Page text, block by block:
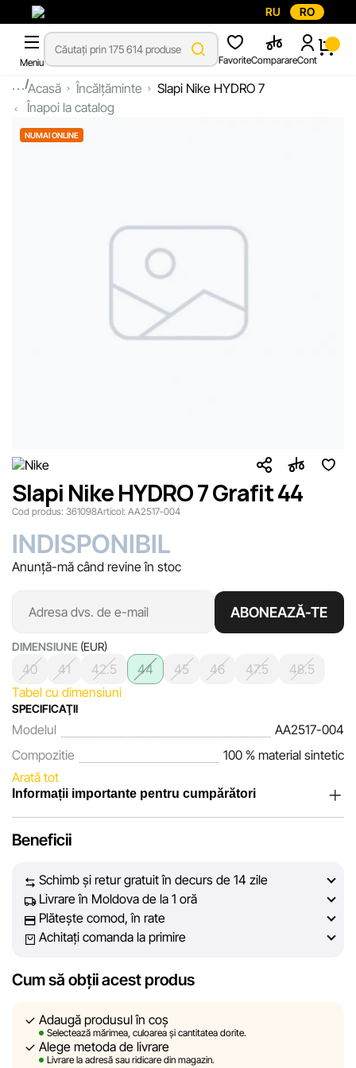
RU RO
Meniu FavoriteComparareCont
...Acasă Încălțăminte
Slapi Nike HYDRO 7
Înapoi la catalog
NUMAI ONLINE
Slapi Nike HYDRO 7 Grafit 44
Cod produs: 361098Articol: AA2517-004
INDISPONIBIL
Anunță-mă când revine în stoc
ABONEAZĂ-TE
DIMENSIUNE (EUR)
40 41 42.5 44 45 46 47.5
48.5
Tabel cu dimensiuni
SPECIFICAŢII
Modelul
AA2517-004
Compozitie
100 % material sintetic
Arată tot
Informații importante pentru cumpărători
încrederea clienților noștri. În fiecare zi depunem eforturi
prezentate pe site să fie cât mai complete, obiective și
actuale. Scopul nostru este să vă oferim informații corecte și
veridice, pentru ca dvs. să puteți lua cea mai bună decizie
de cumpărare.
Cu toate acestea, în ciuda controlului constant, Sportlandia
afișate pe site, din cauza unor posibile erori tehnice sau
disfuncționalități. De asemenea, nu ne asumăm
responsabilitatea pentru conținutul și actualitatea
Beneficii
Schimb și retur gratuit în decurs de 14 zile
Livrare în Moldova de la 1 oră
Plătește comod, în rate
Achitați comanda la primire
Cum să obții acest produs
Adaugă produsul în coș
Selectează mărimea, culoarea și cantitatea dorite.
Alege metoda de livrare
Livrare la adresă sau ridicare din magazin.